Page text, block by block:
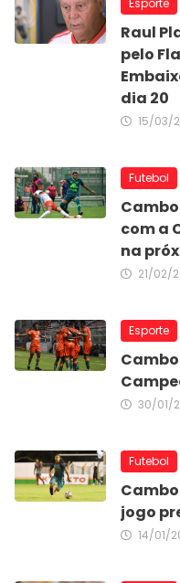
Esporte
Raul
pelo
dia 20
15/03/
Futebol
com a
na
21/02/
Esporte
30/01/
Futebol
jogo
14/01/